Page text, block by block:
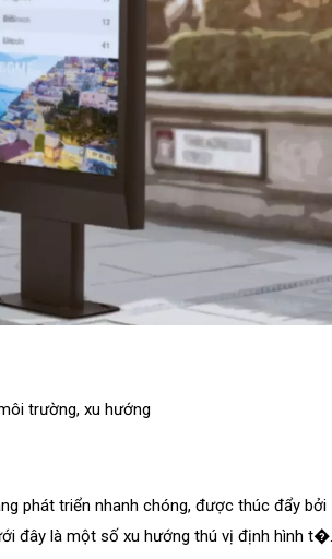
trường, xu hướng
phát triển nhanh chóng, được thúc đẩy bởi
đây là một số xu hướng thú vị định hình